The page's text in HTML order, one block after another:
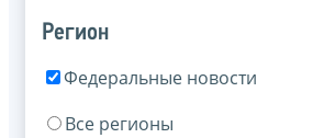
Регион
Федеральные новости
Все регионы